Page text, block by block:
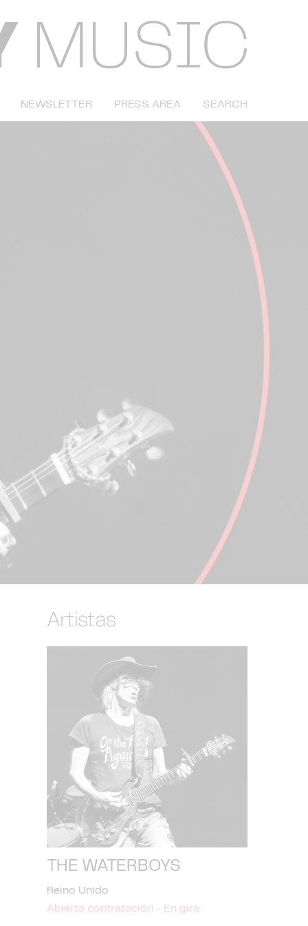
NEWSLETTER PRESS AREA SEARCH
Artistas
THE WATERBOYS
Reino Unido
Abierta contratación - En gira